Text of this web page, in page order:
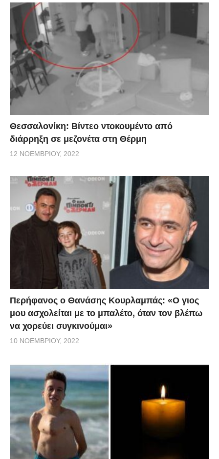
Θεσσαλονίκη: Βίντεο ντοκουμέντο από
διάρρηξη σε μεζονέτα στη Θέρμη
12 ΝΟΕΜΒΡΊΟΥ, 2022
Περήφανος ο Θανάσης Κουρλαμπάς: «Ο γιος
μου ασχολείται με το μπαλέτο, όταν τον βλέπω
να χορεύει συγκινούμαι»
10 ΝΟΕΜΒΡΊΟΥ, 2022